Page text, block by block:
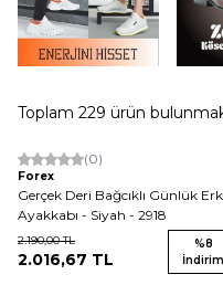
Toplam 229 ürün
Yeni (0)
Forex
Gerçek Deri Bağcıklı Günlük
Ayakkabı - Siyah - 2918
2.190,00TL
2.016,67 TL
%8
İndirim